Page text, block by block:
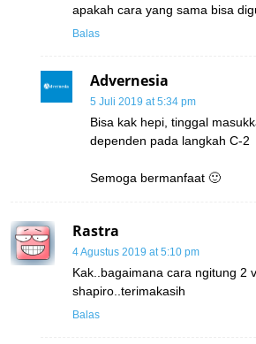
apakah cara yang sama bisa
Balas
Advernesia
5 Juli 2019 at 5:34 pm
Bisa kak hepi, tinggal
dependen pada langkah C-2
Semoga bermanfaat 🙂
Rastra
4 Agustus 2019 at 5:10 pm
Kak..bagaimana cara ngitung 2
shapiro..terimakasih
Balas